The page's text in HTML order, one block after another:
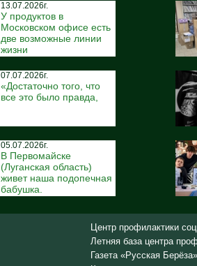
13.07.2026г.
У продуктов в
Московском офисе есть
две возможные линии
жизни
07.07.2026г.
«Достаточно того, что
все это было правда,
05.07.2026г.
В Первомайске
(Луганская область)
живет наша подопечная
бабушка.
Центр профилактики
Летняя база центра
Газета «Русская Берёза»